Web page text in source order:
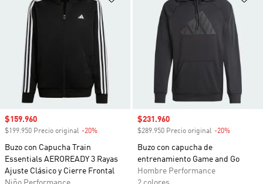
Precio de venta
$159.960
$199.950 Precio original -20%
Buzo con Capucha Train
Essentials AEROREADY 3 Rayas
Ajuste Clásico y Cierre Frontal
Precio de venta
$231.960
$289.950 Precio original -20%
Buzo con capucha de
entrenamiento Game and Go
Hombre Performance